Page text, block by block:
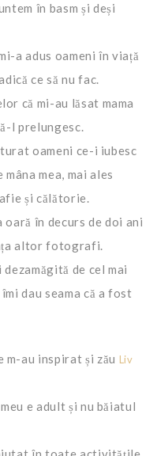
în basm și deși
a adus oameni în viață
ce să nu fac.
că mi-au lăsat mama
l prelungesc.
oameni ce-i iubesc
mea, mai ales
și călătorie.
în decurs de doi ani
altor fotografi.
de cel mai
dau seama că a fost
m-au inspirat și zău Liv
e adult și nu băiatul